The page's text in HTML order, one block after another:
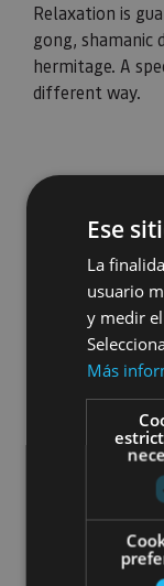
Relaxation is
gong, shamanic
hermitage. A
different way.
Ese
La
usuario
y medir
Más